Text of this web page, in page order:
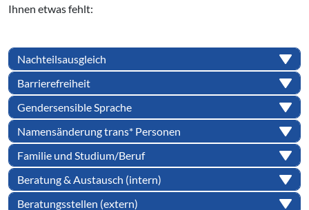
Ihnen etwas fehlt:
Nachteilsausgleich
Barrierefreiheit
Gendersensible Sprache
Namensänderung trans* Personen
Familie und Studium/Beruf
Beratung & Austausch (intern)
Beratungsstellen (extern)